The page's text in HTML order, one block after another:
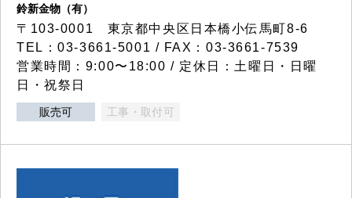
鈴新金物（有）
〒103-0001 東京都中央区日本橋小伝馬町8-6
TEL：03-3661-5001 / FAX：03-3661-7539
営業時間：9:00〜18:00 / 定休日：土曜日・日曜
日・祝祭日
販売可 工事・取付可